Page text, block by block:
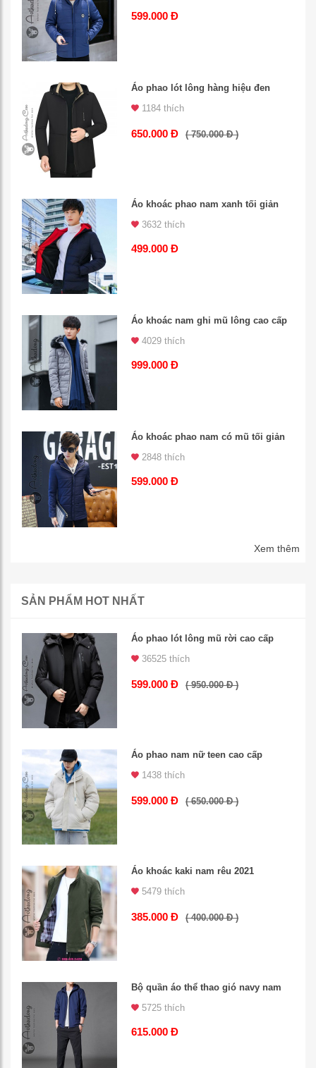
599.000 Đ
Áo phao lót lông hàng hiệu đen
1184 thích
650.000 Đ ( 750.000 Đ )
Áo khoác phao nam xanh tối giản
3632 thích
499.000 Đ
Áo khoác nam ghi mũ lông cao cấp
4029 thích
999.000 Đ
Áo khoác phao nam có mũ tối giản
2848 thích
599.000 Đ
Xem thêm
SẢN PHẨM HOT NHẤT
Áo phao lót lông mũ rời cao cấp
36525 thích
599.000 Đ ( 950.000 Đ )
Áo phao nam nữ teen cao cấp
1438 thích
599.000 Đ ( 650.000 Đ )
Áo khoác kaki nam rêu 2021
5479 thích
385.000 Đ ( 400.000 Đ )
Bộ quần áo thể thao gió navy nam
5725 thích
615.000 Đ